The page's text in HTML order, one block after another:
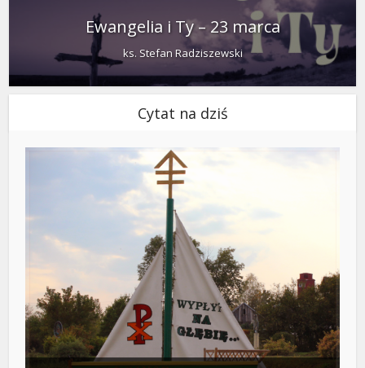
Ewangelia i Ty – 23 marca
ks. Stefan Radziszewski
Cytat na dziś